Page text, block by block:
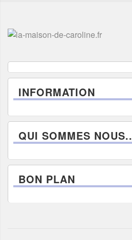
INFORMATION
QUI SOMMES NOUS..
BON PLAN